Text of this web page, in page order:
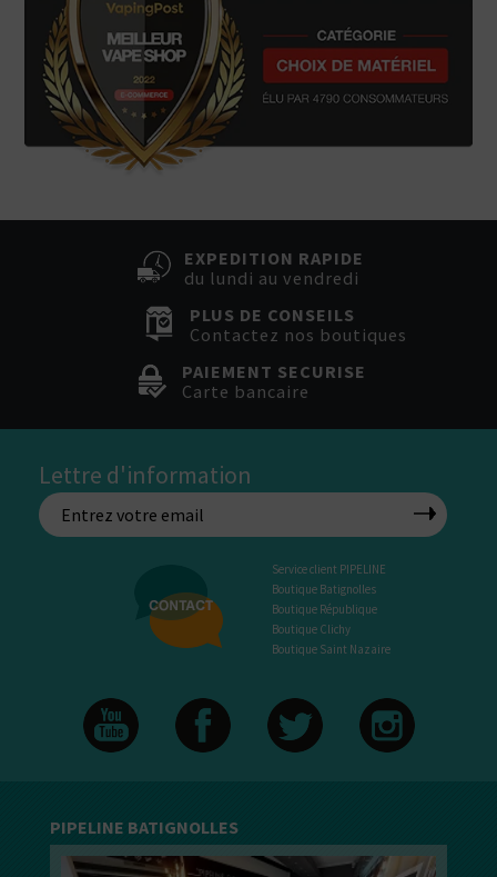
EXPEDITION RAPIDE
du lundi au vendredi
PLUS DE CONSEILS
Contactez nos boutiques
PAIEMENT SECURISE
Carte bancaire
Lettre d'information
Service client PIPELINE
Boutique Batignolles
Boutique République
Boutique Clichy
Boutique Saint Nazaire
PIPELINE BATIGNOLLES